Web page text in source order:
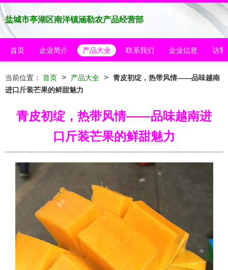
盐城市亭湖区南洋镇涵勒农产品经营部
首页 企业简介 产品大全 联系我们 企业信息 访客
当前位置： 首页 > 产品大全 > 青皮初绽，热带风情——品味越南
进口斤装芒果的鲜甜魅力
青皮初绽，热带风情——品味越南进
口斤装芒果的鲜甜魅力